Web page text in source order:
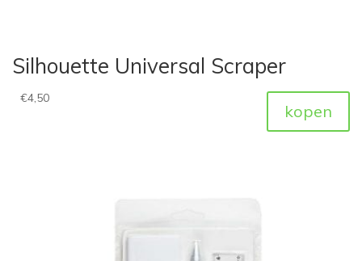
Silhouette Universal Scraper
€4,50
kopen